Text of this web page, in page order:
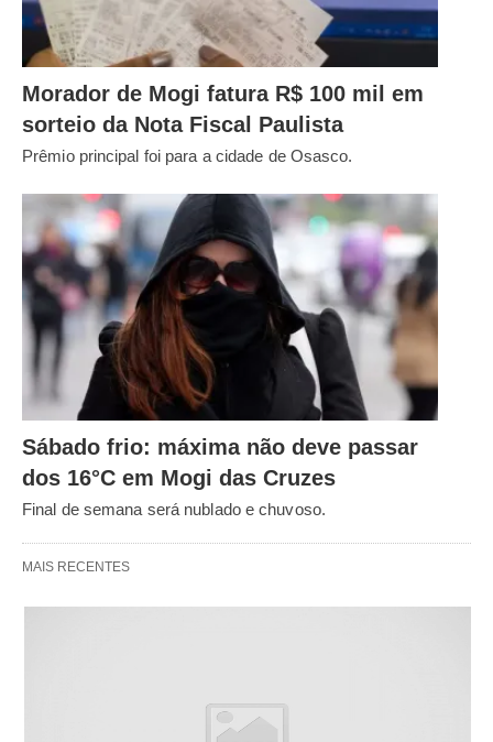
Morador de Mogi fatura R$ 100 mil em
sorteio da Nota Fiscal Paulista
Prêmio principal foi para a cidade de Osasco.
Sábado frio: máxima não deve passar
dos 16°C em Mogi das Cruzes
Final de semana será nublado e chuvoso.
MAIS RECENTES